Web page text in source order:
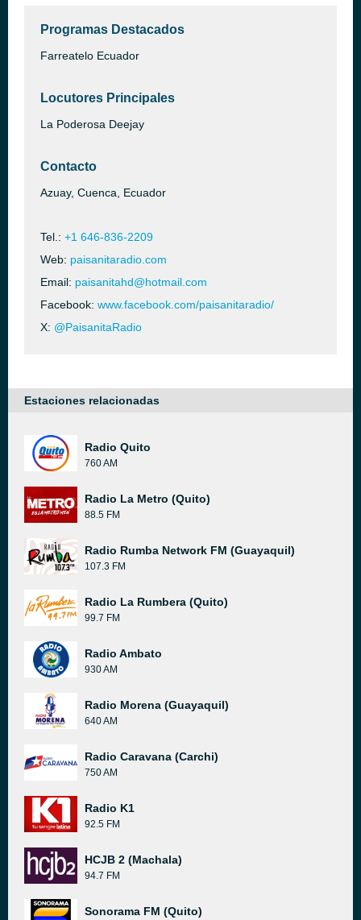
Programas Destacados
Farreatelo Ecuador
Locutores Principales
La Poderosa Deejay
Contacto
Azuay, Cuenca, Ecuador
Tel.: +1 646-836-2209
Web: paisanitaradio.com
Email: paisanitahd@hotmail.com
Facebook: www.facebook.com/paisanitaradio/
X: @PaisanitaRadio
Estaciones relacionadas
Radio Quito
760 AM
Radio La Metro (Quito)
88.5 FM
Radio Rumba Network FM (Guayaquil)
107.3 FM
Radio La Rumbera (Quito)
99.7 FM
Radio Ambato
930 AM
Radio Morena (Guayaquil)
640 AM
Radio Caravana (Carchi)
750 AM
Radio K1
92.5 FM
HCJB 2 (Machala)
94.7 FM
Sonorama FM (Quito)